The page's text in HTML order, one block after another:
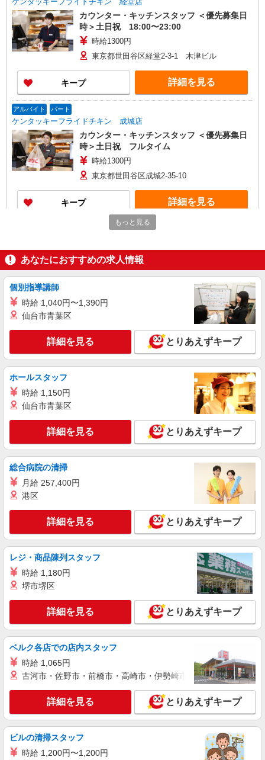
カウンター・キッチンスタッフ ＜優先募集日
時＞土日祝 18:00〜23:00
時給1300円
東京都世田谷区経堂2-3-1 木津ビル
キープ 詳細を見る
アルバイト パート
ケンタッキーフライドチキン 成城店
カウンター・キッチンスタッフ ＜優先募集日
時＞土日祝 フルタイム
時給1300円
東京都世田谷区成城2-35-10
キープ 詳細を見る
カウンター・キッチンスタッフ ＜優先募集日
時＞土日祝 18:00〜23:00
キープ 詳細を見る
パート
ケンタッキーフライドチキン 千歳烏山店
カウンター・キッチンスタッフ ＜優先募集日
時給1300円 ＜高校生＞時給1280円
東京都世田谷区南烏山6-4-30SNビル内
キープ 詳細を見る
アルバイト パート
ケンタッキーフライドチキン 三軒茶屋店
カウンター・キッチンスタッフ ＜優先募集日
時＞平日（月〜金） フルタイム
時給1300円
東京都世田谷区太子堂4-23-15
キープ 詳細を見る
アルバイト パート
リータンタンカフェ 経堂コルティ店
中華カフェのキッチンスタッフ（ディナー帯）
時給1,300円以上＋交通費規定内支給 ◆昇給あ
り ※研修中は1,250円
Lee Tan Tan Cafe 経堂コルティ店 東京都世
田谷区経堂2-1-33 経堂コルティ4F
キープ 詳細を見る
リータンタンカフェ 経堂コルティ店
中華カフェのキッチンスタッフ（ランチ帯）
時給1,300円以上＋交通費規定内支給 ◆昇給あ
もっと見る
あなたにおすすめの求人情報
個別指導講師
時給 1,040円〜1,390円
仙台市青葉区
詳細を見る とりあえずキープ
ホールスタッフ
時給 1,150円
仙台市青葉区
詳細を見る とりあえずキープ
総合病院の清掃
月給 257,400円
港区
詳細を見る とりあえずキープ
レジ・商品陳列スタッフ
時給 1,180円
堺市堺区
詳細を見る とりあえずキープ
ベルク各店での店内スタッフ
時給 1,065円
古河市・佐野市・前橋市・高崎市・伊勢崎市・太田市・館林市
詳細を見る とりあえずキープ
ビルの清掃スタッフ
時給 1,200円〜1,200円